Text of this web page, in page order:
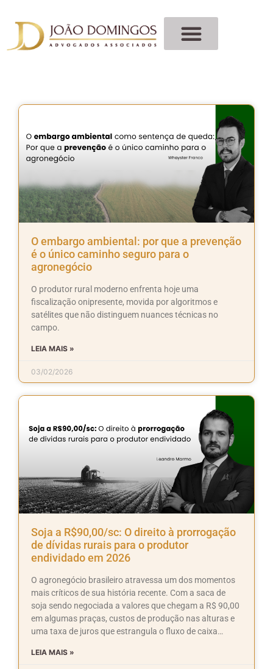
O embargo ambiental: por que a prevenção
é o único caminho seguro para o
agronegócio
O produtor rural moderno enfrenta hoje uma
fiscalização onipresente, movida por algoritmos e
satélites que não distinguem nuances técnicas no
campo.
LEIA MAIS »
03/02/2026
Soja a R$90,00/sc: O direito à prorrogação
de dívidas rurais para o produtor
endividado em 2026
O agronegócio brasileiro atravessa um dos momentos
mais críticos de sua história recente. Com a saca de
soja sendo negociada a valores que chegam a R$ 90,00
em algumas praças, custos de produção nas alturas e
uma taxa de juros que estrangula o fluxo de caixa…
LEIA MAIS »